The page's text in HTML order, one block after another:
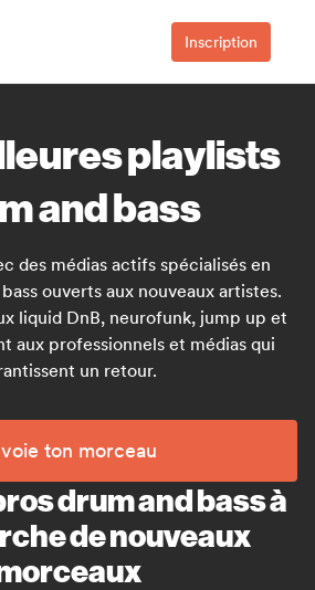
Inscription
playlists
and bass
des médias actifs spécialisés en
ouverts aux nouveaux artistes.
liquid DnB, neurofunk, jump up et
aux professionnels et médias qui
un retour.
ton morceau
drum and bass à
de nouveaux